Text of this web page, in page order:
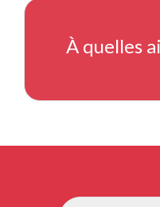
À quelles